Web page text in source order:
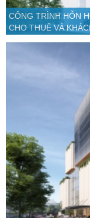
CÔNG TRÌNH HỖN
CHO THUÊ VÀ